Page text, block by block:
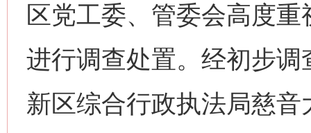
区党工委、管委会高度
进行调查处置。经初步
新区综合行政执法局慈